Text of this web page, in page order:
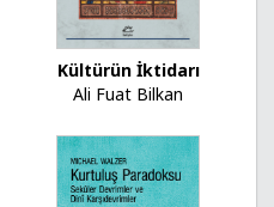
Kültürün İktidarı
Ali Fuat Bilkan